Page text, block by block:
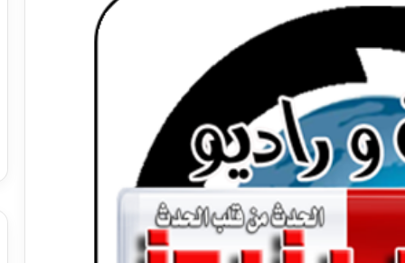
الدين …. يكتب
القرن 21
….
مصطفى كامل سيف الدين …. يكتب
ميلاد جديد